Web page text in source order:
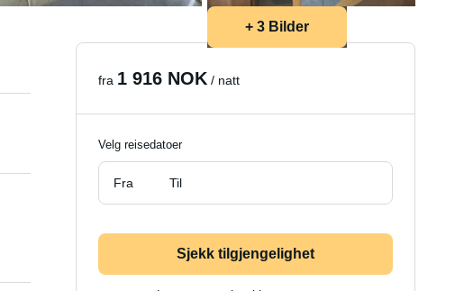
+ 3 Bilder
fra 1 916 NOK / natt
Velg reisedatoer
Fra Til
Sjekk tilgjengelighet